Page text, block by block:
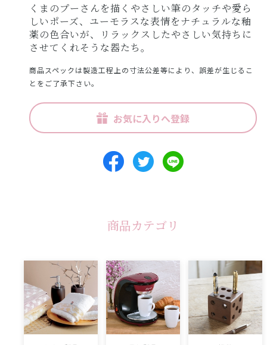
くまのプーさんを描くやさしい筆のタッチや愛ら
しいポーズ、ユーモラスな表情をナチュラルな釉
薬の色合いが、リラックスしたやさしい気持ちに
させてくれそうな器たち。
商品スペックは製造工程上の寸法公差等により、誤差が生じるこ
とをご了承下さい。
お気に入りへ登録
商品カテゴリ